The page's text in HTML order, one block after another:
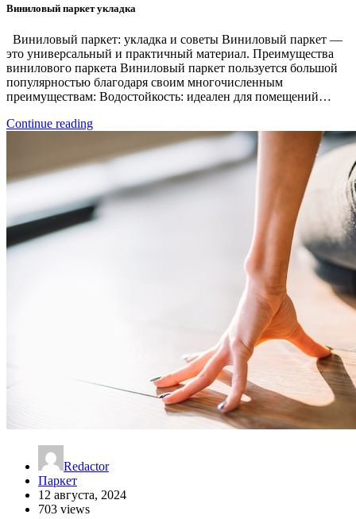
Виниловый паркет укладка
Виниловый паркет: укладка и советы Виниловый паркет —
это универсальный и практичный материал. Преимущества
винилового паркета Виниловый паркет пользуется большой
популярностью благодаря своим многочисленным
преимуществам: Водостойкость: идеален для помещений…
Continue reading
Redactor
Паркет
12 августа, 2024
703 views